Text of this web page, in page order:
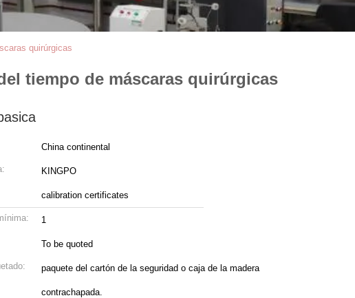
quirúrgicas
tiempo de máscaras quirúrgicas
China continental
KINGPO
calibration certificates
1
To be quoted
paquete del cartón de la seguridad o caja de la madera
contrachapada.